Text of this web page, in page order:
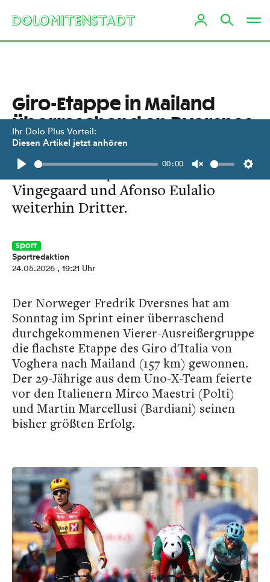
Ihr Dolo Plus Vorteil:
Diesen Artikel jetzt anhören
Play
00:00
Unmute
Giro-Etappe in Mailand
überraschend an Dversnes
Felix Gall vor dem letzten Ruhetag
hinter dem Topfavoriten Jonas
Vingegaard und Afonso Eulalio
weiterhin Dritter.
Sport
Sportredaktion
24.05.2026 , 19:21 Uhr
Der Norweger Fredrik Dversnes hat am
Sonntag im Sprint einer überraschend
durchgekommenen Vierer-Ausreißergruppe
die flachste Etappe des Giro d'Italia von
Voghera nach Mailand (157 km) gewonnen.
Der 29-Jährige aus dem Uno-X-Team feierte
vor den Italienern Mirco Maestri (Polti)
und Martin Marcellusi (Bardiani) seinen
bisher größten Erfolg.